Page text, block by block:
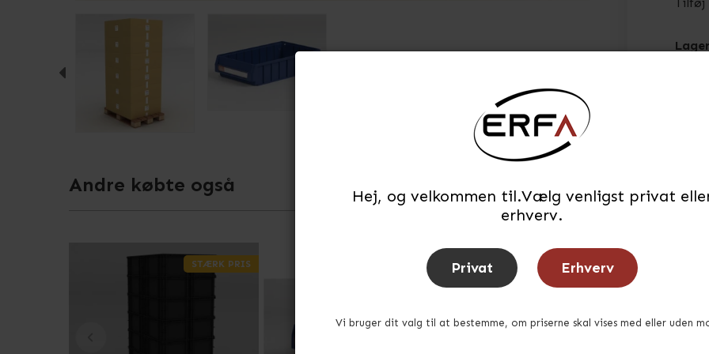
Hej, og velkommen til.Vælg venligst privat
erhverv.
Privat Erhverv
Vi bruger dit valg til at bestemme, om priserne skal vises med eller uden
Tid
Andre købte også
STÆRK PRIS STÆRK PRIS STÆRK PRIS